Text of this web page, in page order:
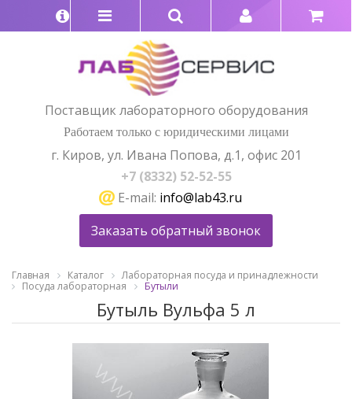
Поставщик лабораторного оборудования
Работаем только с юридическими лицами
г. Киров, ул. Ивана Попова, д.1, офис 201
+7 (8332) 52-52-55
E-mail: info@lab43.ru
Заказать обратный звонок
Главная Каталог
Лабораторная посуда и принадлежности
Посуда лабораторная
Бутыли
Бутыль Вульфа 5 л